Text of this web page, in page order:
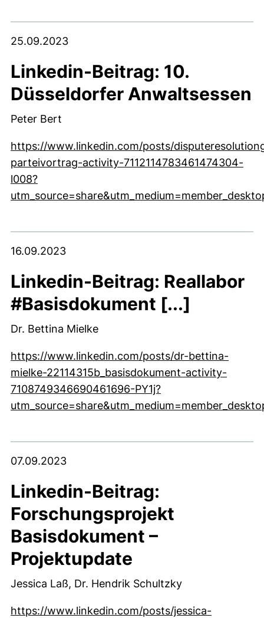
25.09.2023
Linkedin-Beitrag: 10.
Düsseldorfer Anwaltsessen
Peter Bert
https://www.linkedin.com/posts/
parteivortrag-activity-7112114783461474304-
l008?
16.09.2023
Linkedin-Beitrag: Reallabor
#Basisdokument [...]
Dr. Bettina Mielke
https://www.linkedin.com/posts/dr-bettina-
mielke-22114315b_basisdokument-activity-
7108749346690461696-PY1j?
07.09.2023
Linkedin-Beitrag:
Forschungsprojekt
Basisdokument –
Projektupdate
Jessica Laß, Dr. Hendrik Schultzky
https://www.linkedin.com/posts/jessica-